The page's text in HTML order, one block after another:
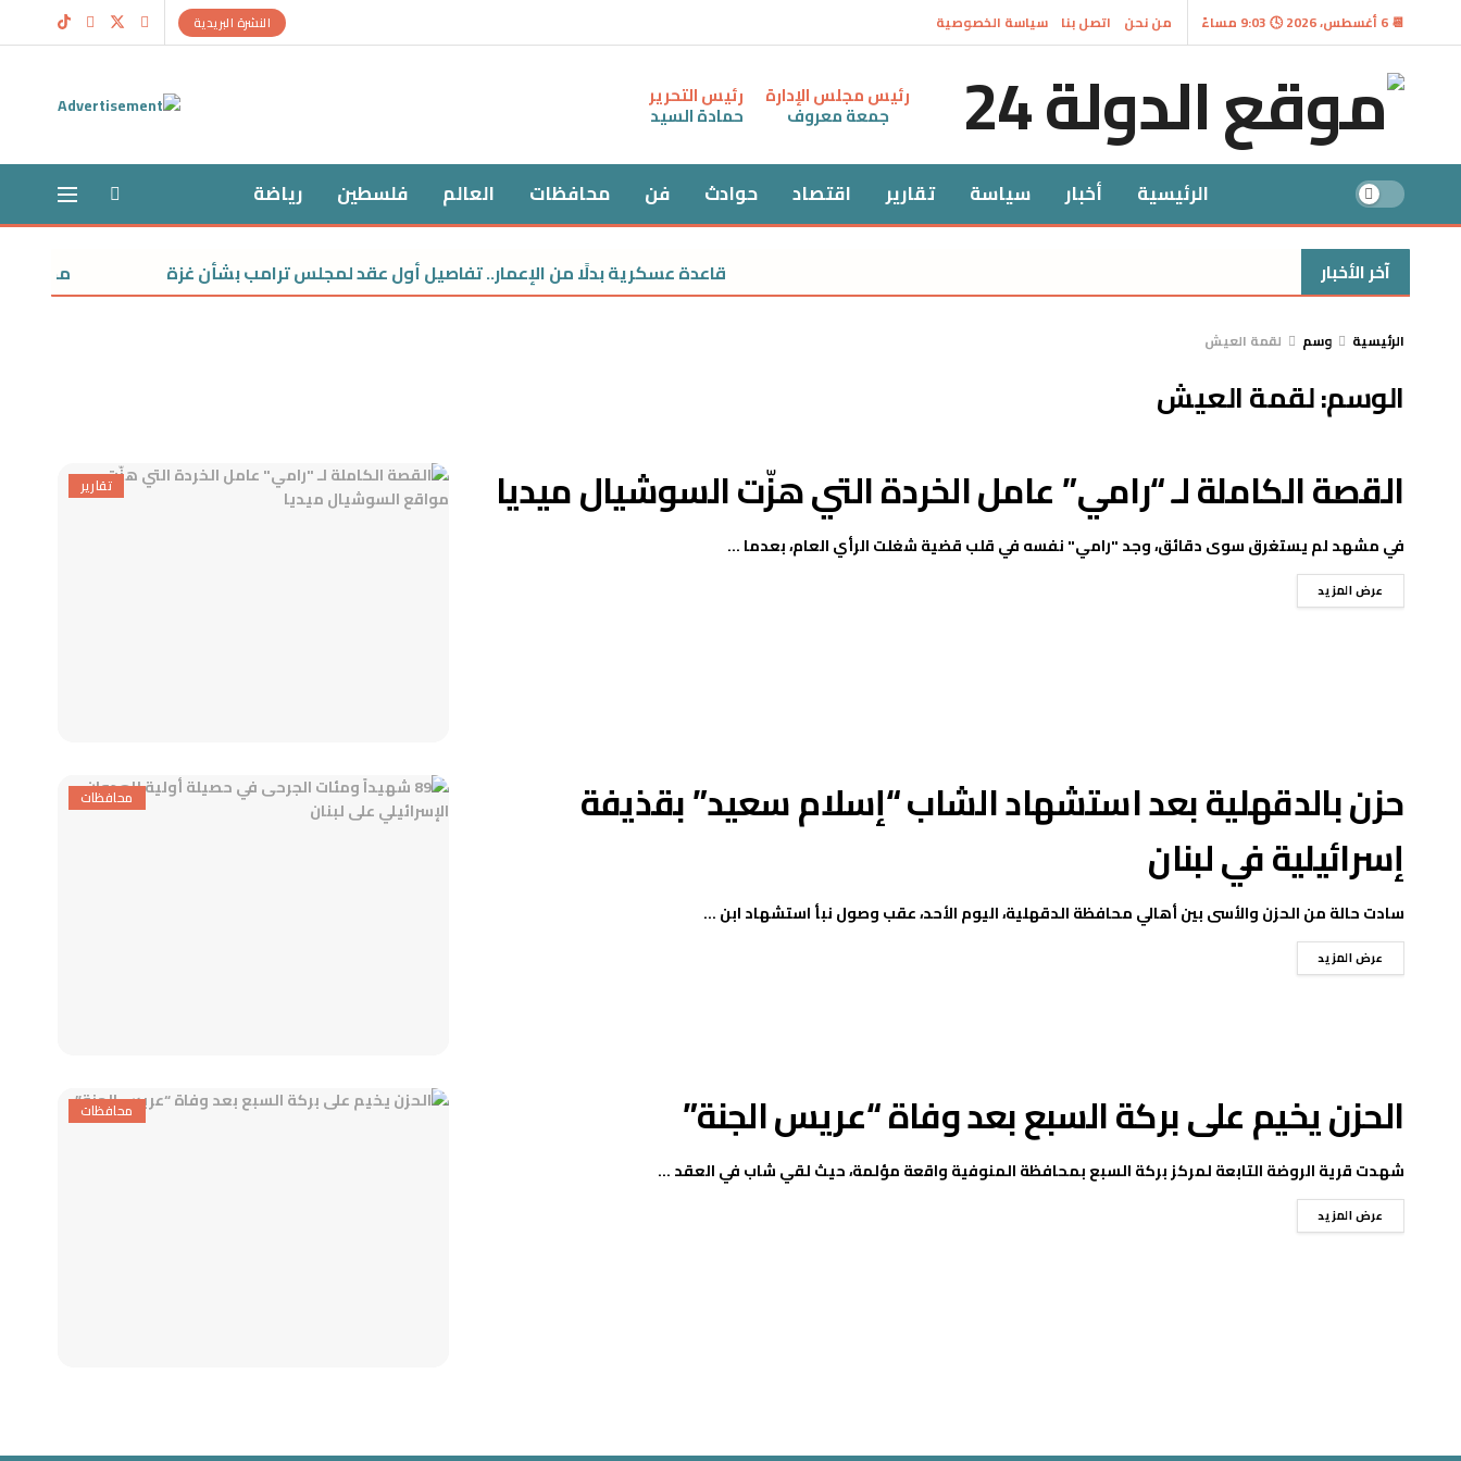
📆 6 أغسطس، 2026 🕓 9:03 مساءً من نحن اتصل بنا سياسة الخصوصية النشرة البريدية
رئيس مجلس الإدارة
جمعة معروف
رئيس التحرير
حمادة السيد
الرئيسية أخبار سياسة تقارير اقتصاد حوادث فن محافظات العالم فلسطين رياضة
آخر الأخبار قاعدة عسكرية بدلًا من الإعمار.. تفاصيل أول عقد لمجلس ترامب بشأن غزة محمد
الرئيسية وسم لقمة العيش
الوسم:لقمة العيش
تقارير القصة الكاملة لـ “رامي” عامل الخردة التي هزّت السوشيال ميديا
في مشهد لم يستغرق سوى دقائق، وجد "رامي" نفسه في قلب قضية شغلت الرأي العام، بعدما ...
عرض المزيد
محافظات
حزن بالدقهلية بعد استشهاد الشاب “إسلام سعيد” بقذيفة
إسرائيلية في لبنان
سادت حالة من الحزن والأسى بين أهالي محافظة الدقهلية، اليوم الأحد، عقب وصول نبأ استشهاد ابن ...
عرض المزيد
محافظات الحزن يخيم على بركة السبع بعد وفاة “عريس الجنة”
شهدت قرية الروضة التابعة لمركز بركة السبع بمحافظة المنوفية واقعة مؤلمة، حيث لقي شاب في العقد ...
عرض المزيد